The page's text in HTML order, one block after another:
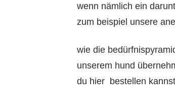
wenn nämlich ein
zum beispiel unsere
wie die
unserem hund
du hier bestellen